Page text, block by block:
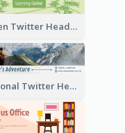
Green Twitter Header With Bamboo Decoration
Personal Twitter Header Of Hiker